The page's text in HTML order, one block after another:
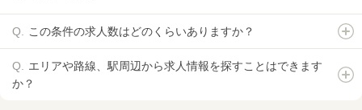
この条件の求人数はどのくらいありますか？
エリアや路線、駅周辺から求人情報を探すことはできます
か？